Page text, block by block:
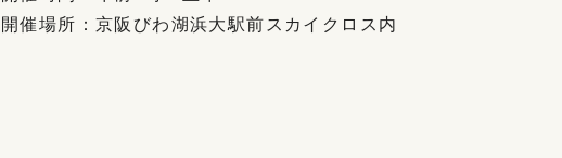
開催場所：京阪びわ湖浜大駅前スカイクロス内